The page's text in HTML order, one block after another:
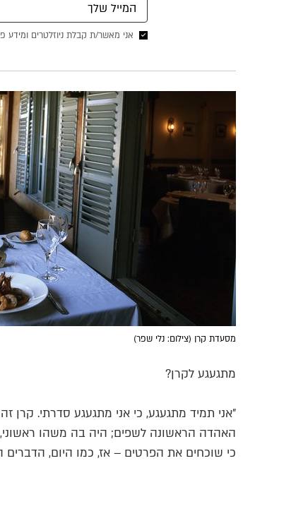
אני מאשר/ת קבלת ניוזלטרים ומידע
מסעדת קרן (צילום: נלי שפר)
מתגעגע לקרן?
"אני תמיד מתגעגע, כי אני מתגעגע סדרתי. קרן
האהדה הראשונה לשפים; היה בה משהו
כי שוכחים את הפרטים – אז, כמו היום, הדברים